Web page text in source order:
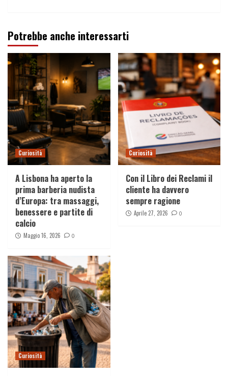
Potrebbe anche interessarti
Curiosità
A Lisbona ha aperto la
prima barberia nudista
d’Europa: tra massaggi,
benessere e partite di
calcio
Maggio 16, 2026 0
Curiosità
Con il Libro dei Reclami il
cliente ha davvero
sempre ragione
Aprile 27, 2026 0
Curiosità